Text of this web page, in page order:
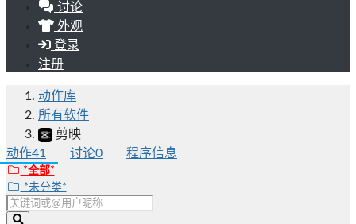
讨论
外观
登录
注册
动作库
所有软件
剪映
动作41 讨论0 程序信息
*全部*
*未分类*